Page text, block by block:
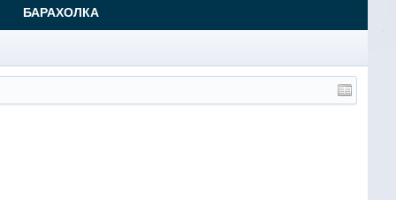
БАРАХОЛКА